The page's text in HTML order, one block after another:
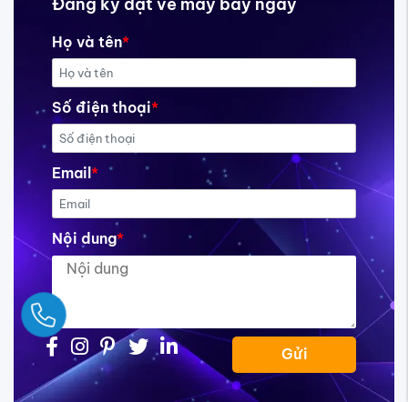
Họ và tên*
Số điện thoại*
Email*
Nội dung*
Gửi